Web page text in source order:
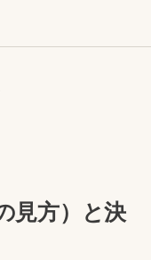
見方）と決